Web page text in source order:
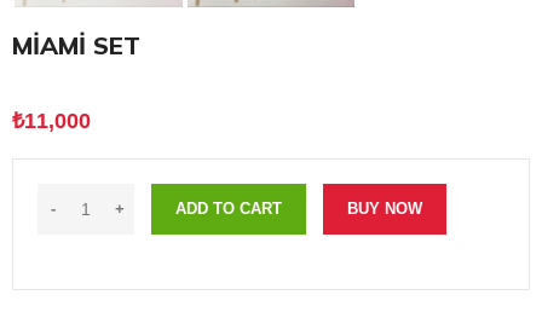
MİAMİ SET
₺11,000
ADD TO CART BUY NOW